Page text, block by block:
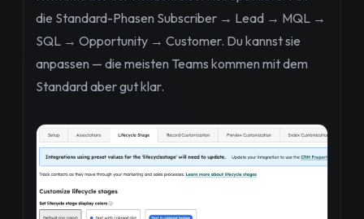
die Standard-Phasen Subscriber → Lead → MQL →
SQL → Opportunity → Customer. Du kannst sie
anpassen — die meisten Teams kommen mit dem
Standard aber gut klar.